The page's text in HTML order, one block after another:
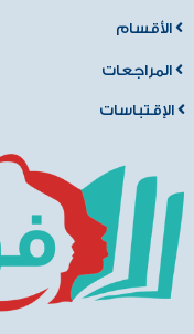
الأقسام
المراجعات
الإقتباسات